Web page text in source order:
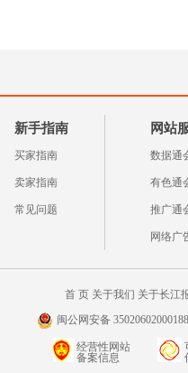
新手指南
买家指南
卖家指南
常见问题
网站
数据通
有色通
推广通
网络广
首 页 关于我们 关于长江
闽公网安备
经营性网站
备案信息